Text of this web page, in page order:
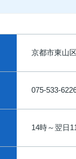
京都市東山
075-533-
14時～翌日